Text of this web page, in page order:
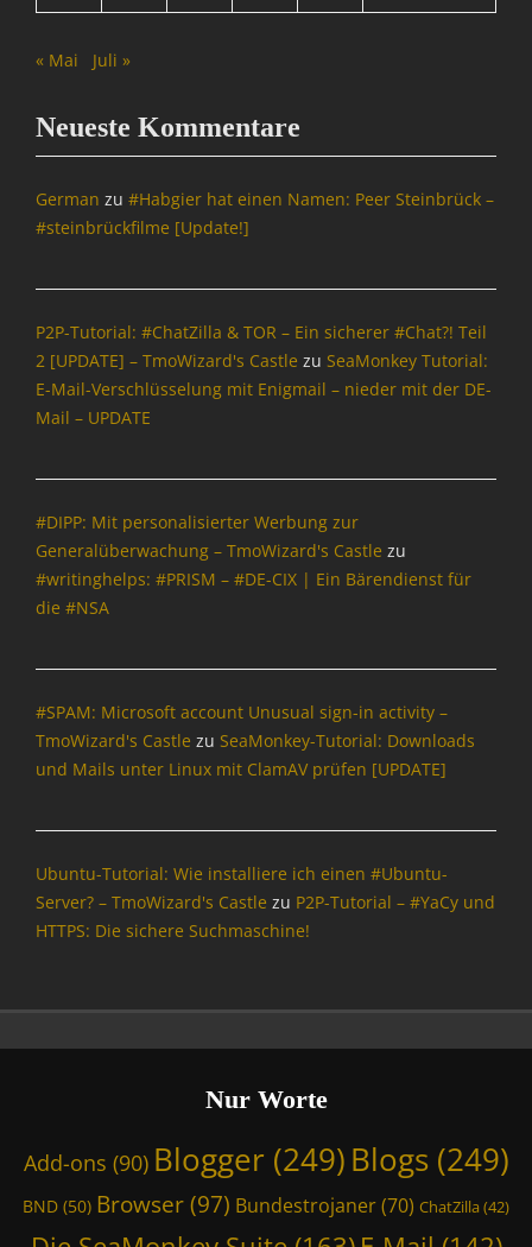
I
f
m
a
o
,
n
t
e
r
m
o
W
r
d
o
i
z
a
'
l
,
W
« Mai Juli »
Neueste Kommentare
German zu #Habgier hat einen Namen: Peer Steinbrück –
#steinbrückfilme [Update!]
P2P-Tutorial: #ChatZilla & TOR – Ein sicherer #Chat?! Teil
2 [UPDATE] – TmoWizard's Castle zu SeaMonkey Tutorial:
E-Mail-Verschlüsselung mit Enigmail – nieder mit der DE-
Mail – UPDATE
#DIPP: Mit personalisierter Werbung zur
Generalüberwachung – TmoWizard's Castle zu
#writinghelps: #PRISM – #DE-CIX | Ein Bärendienst für
die #NSA
#SPAM: Microsoft account Unusual sign-in activity –
TmoWizard's Castle zu SeaMonkey-Tutorial: Downloads
und Mails unter Linux mit ClamAV prüfen [UPDATE]
Ubuntu-Tutorial: Wie installiere ich einen #Ubuntu-
Server? – TmoWizard's Castle zu P2P-Tutorial – #YaCy und
HTTPS: Die sichere Suchmaschine!
Nur Worte
Add-ons (90) Blogger (249) Blogs(249)
BND (50) Browser (97) Bundestrojaner(70) ChatZilla(42)